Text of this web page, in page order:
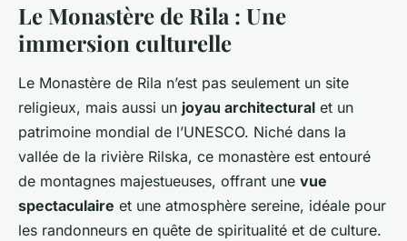
Le Monastère de Rila : Une
immersion culturelle
Le Monastère de Rila n’est pas seulement un site
religieux, mais aussi un joyau architectural et un
patrimoine mondial de l’UNESCO. Niché dans la
vallée de la rivière Rilska, ce monastère est entouré
de montagnes majestueuses, offrant une vue
spectaculaire et une atmosphère sereine, idéale pour
les randonneurs en quête de spiritualité et de culture.